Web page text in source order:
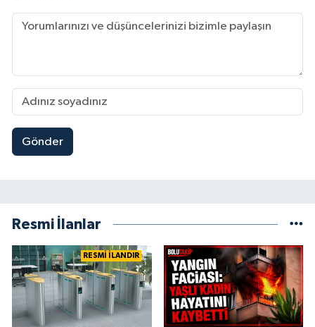
Gönder
Resmi İlanlar
RESMİ İLANDIR